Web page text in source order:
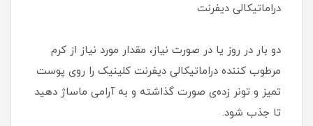
دراماتیکالی دیفرنت
دو بار در روز یا در صورت نیاز، مقدار مورد نیاز از کرم
مرطوب کننده دراماتیکالی دیفرنت کلینیک را روی پوست
تمیز و تونر زده‌ی صورت گذاشته و به آرامی ماساژ دهید
تا جذب شود.